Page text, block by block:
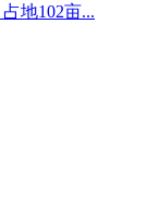
地102亩...